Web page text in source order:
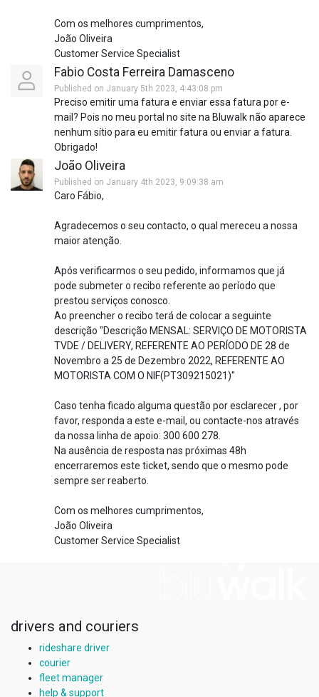
Com os melhores cumprimentos,
João Oliveira
Customer Service Specialist
Fabio Costa Ferreira Damasceno
Published on January 5th 2023, 4:43:08 pm
Preciso emitir uma fatura e enviar essa fatura por e-
mail? Pois no meu portal no site na Bluwalk não aparece
nenhum sítio para eu emitir fatura ou enviar a fatura.
Obrigado!
João Oliveira
Published on January 4th 2023, 9:09:38 am
Caro Fábio,
Agradecemos o seu contacto, o qual mereceu a nossa
maior atenção.
Após verificarmos o seu pedido, informamos que já
pode submeter o recibo referente ao período que
prestou serviços conosco.
Ao preencher o recibo terá de colocar a seguinte
descrição "Descrição MENSAL: SERVIÇO DE MOTORISTA
TVDE / DELIVERY, REFERENTE AO PERÍODO DE 28 de
Novembro a 25 de Dezembro 2022, REFERENTE AO
MOTORISTA COM O NIF(PT309215021)"
Caso tenha ficado alguma questão por esclarecer , por
favor, responda a este e-mail, ou contacte-nos através
da nossa linha de apoio: 300 600 278.
Na ausência de resposta nas próximas 48h
encerraremos este ticket, sendo que o mesmo pode
sempre ser reaberto.
Com os melhores cumprimentos,
João Oliveira
Customer Service Specialist
drivers and couriers
rideshare driver
courier
fleet manager
help & support